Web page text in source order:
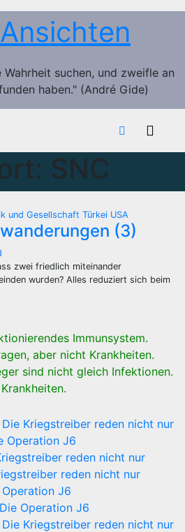
suchen, und zweifle an
haben." (André Gide)
SNC
und Gesellschaft Türkei USA
(3)
zwei friedlich miteinander
wurden? Alles reduziert sich beim
Immunsystem.
aber nicht Krankheiten.
sind nicht gleich Infektionen.
Die Kriegstreiber reden nicht nur
Operation J6
reden nicht nur
reden nicht nur
Operation J6
Die Operation J6
Die Kriegstreiber reden nicht nur